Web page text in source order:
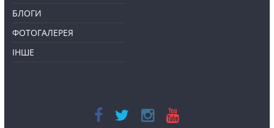
БЛОГИ
ФОТОГАЛЕРЕЯ
ІНШЕ